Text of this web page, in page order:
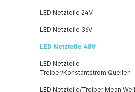
LED Netzteile 24V
LED Netzteile 36V
LED Netzteile 48V
LED Netzteile
Treiber/Konstantstrom Quellen
LED Netzteile/Treiber Mean Well